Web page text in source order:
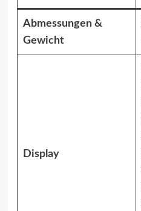
Abmessungen &
Gewicht
Display